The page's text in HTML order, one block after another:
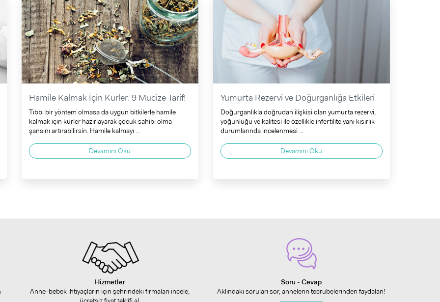
Hamile Kalmak İçin Kürler: 9 Mucize Tarif!
Tıbbi bir yöntem olmasa da uygun bitkilerle hamile
kalmak için kürler hazırlayarak çocuk sahibi olma
şansını artırabilirsin. Hamile kalmayı ...
Devamını Oku
Yumurta Rezervi ve Doğurganlığa Etkileri
Doğurganlıkla doğrudan ilişkisi olan yumurta rezervi,
yoğunluğu ve kalitesi ile özellikle infertilite yani kısırlık
durumlarında incelenmesi ...
Devamını Oku
Hizmetler
Anne-bebek ihtiyaçların için şehrindeki firmaları incele,
Soru - Cevap
Aklındaki soruları sor, annelerin tecrübelerinden faydalan!